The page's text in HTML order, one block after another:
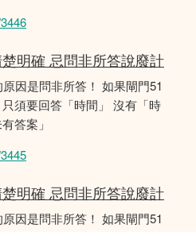
明確 忌問非所答說廢計
因是問非所答！ 如果閘門51
須要回答「時間」 沒有「時
答案」
明確 忌問非所答說廢計
因是問非所答！ 如果閘門51